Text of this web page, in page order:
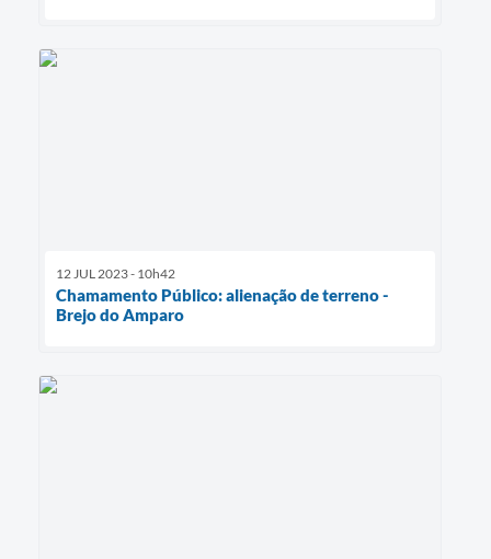
12 JUL 2023 - 10h42
Chamamento Público: alienação de terreno -
Brejo do Amparo